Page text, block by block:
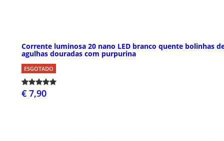
Corrente luminosa 20 nano LED branco quente bolinhas
agulhas douradas com purpurina
ESGOTADO
€ 7,90